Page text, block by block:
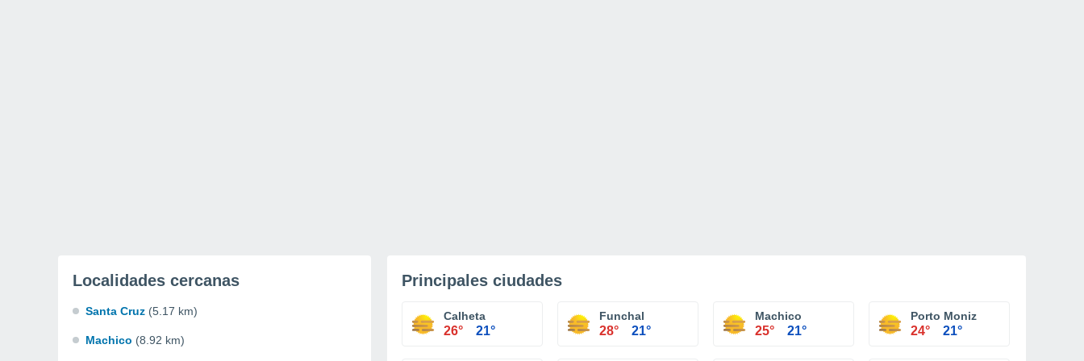
Localidades cercanas
Santa Cruz (5.17 km)
Machico (8.92 km)
Principales ciudades
Calheta
26° 21°
Funchal
28° 21°
Machico
25° 21°
Porto Moniz
24° 21°